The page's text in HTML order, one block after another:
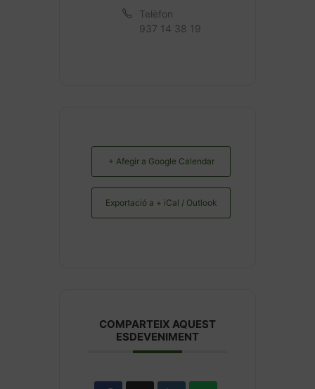
Telèfon
937 14 38 19
+ Afegir a Google Calendar
Exportació a + iCal / Outlook
COMPARTEIX AQUEST
ESDEVENIMENT